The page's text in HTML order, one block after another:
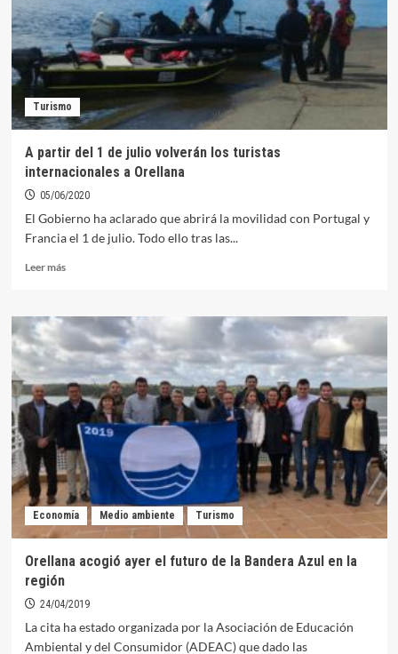
durante
el
último
día
del
año
Turismo
A partir del 1 de julio volverán los turistas
internacionales a Orellana
05/06/2020
El Gobierno ha aclarado que abrirá la movilidad con Portugal y
Francia el 1 de julio. Todo ello tras las...
Leer másLeer
A
partir
del
1
de
julio
volverán
los
turistas
internacionales
a
Orellana
Economía Medio ambiente Turismo
Orellana acogió ayer el futuro de la Bandera Azul en la
región
24/04/2019
La cita ha estado organizada por la Asociación de Educación
Ambiental y del Consumidor (ADEAC) que dado las